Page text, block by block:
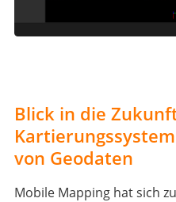
Blick in die
von Geodaten
Mobile Mapping hat sich